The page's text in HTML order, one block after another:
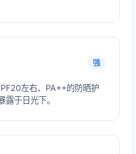
强
左右、PA++的防晒护
于日光下。